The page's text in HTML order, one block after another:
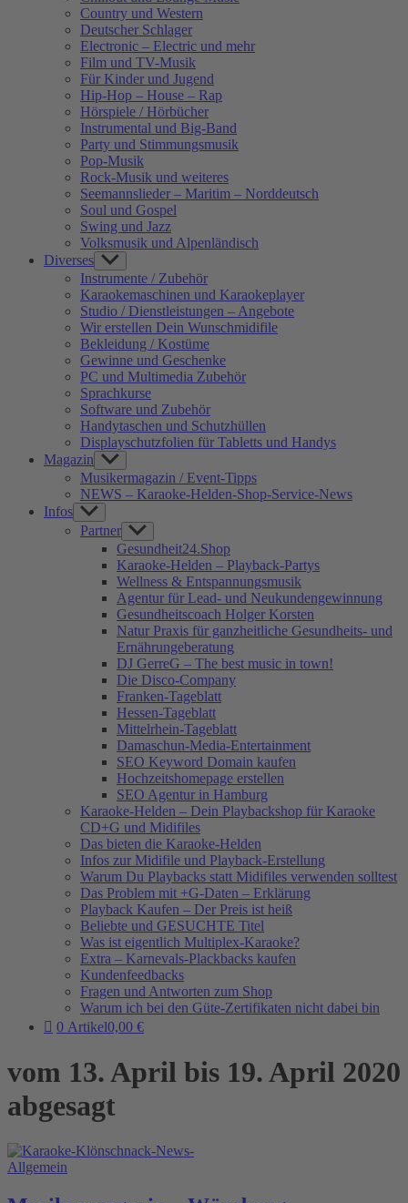
Country und Western
Deutscher Schlager
Electronic – Electric und mehr
Film und TV-Musik
Für Kinder und Jugend
Hip-Hop – House – Rap
Hörspiele / Hörbücher
Instrumental und Big-Band
Party und Stimmungsmusik
Pop-Musik
Rock-Musik und weiteres
Seemannslieder – Maritim – Norddeutsch
Soul und Gospel
Swing und Jazz
Volksmusik und Alpenländisch
Diverses Show
sub
menu
Instrumente / Zubehör
Karaokemaschinen und Karaokeplayer
Studio / Dienstleistungen – Angebote
Wir erstellen Dein Wunschmidifile
Bekleidung / Kostüme
Gewinne und Geschenke
PC und Multimedia Zubehör
Sprachkurse
Software und Zubehör
Handytaschen und Schutzhüllen
Displayschutzfolien für Tabletts und Handys
Magazin Show
sub
menu
Musikermagazin / Event-Tipps
NEWS – Karaoke-Helden-Shop-Service-News
Infos Show
sub
menu
Partner Show
sub
menu
Gesundheit24.Shop
Karaoke-Helden – Playback-Partys
Wellness & Entspannungsmusik
Agentur für Lead- und Neukundengewinnung
Gesundheitscoach Holger Korsten
Natur Praxis für ganzheitliche Gesundheits- und
Ernährungeberatung
DJ GerreG – The best music in town!
Die Disco-Company
Franken-Tageblatt
Hessen-Tageblatt
Mittelrhein-Tageblatt
Damaschun-Media-Entertainment
SEO Keyword Domain kaufen
Hochzeitshomepage erstellen
SEO Agentur in Hamburg
Karaoke-Helden – Dein Playbackshop für Karaoke
CD+G und Midifiles
Das bieten die Karaoke-Helden
Infos zur Midifile und Playback-Erstellung
Warum Du Playbacks statt Midifiles verwenden solltest
Das Problem mit +G-Daten – Erklärung
Playback Kaufen – Der Preis ist heiß
Beliebte und GESUCHTE Titel
Was ist eigentlich Multiplex-Karaoke?
Extra – Karnevals-Plackbacks kaufen
Kundenfeedbacks
Fragen und Antworten zum Shop
Warum ich bei den Güte-Zertifikaten nicht dabei bin
0 Artikel0,00 €
vom 13. April bis 19. April 2020
abgesagt
Allgemein